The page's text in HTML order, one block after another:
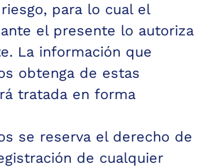
para lo cual el
el presente lo autoriza
La información que
obtenga de estas
tratada en forma
se reserva el derecho de
de cualquier